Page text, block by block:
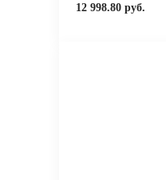
12 998.80 руб.